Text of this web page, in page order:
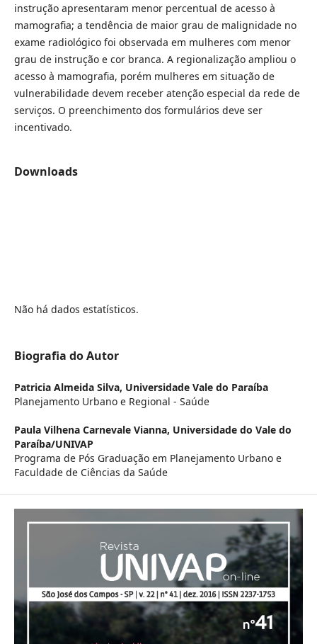
instrução apresentaram menor percentual de acesso à
mamografia; a tendência de maior grau de malignidade no
exame radiológico foi observada em mulheres com menor
grau de instrução e cor branca. A regionalização ampliou o
acesso à mamografia, porém mulheres em situação de
vulnerabilidade devem receber atenção especial da rede de
serviços. O preenchimento dos formulários deve ser
incentivado.
Downloads
Não há dados estatísticos.
Biografia do Autor
Patricia Almeida Silva, Universidade Vale do Paraíba
Planejamento Urbano e Regional - Saúde
Paula Vilhena Carnevale Vianna, Universidade do Vale do
Paraíba/UNIVAP
Programa de Pós Graduação em Planejamento Urbano e
Faculdade de Ciências da Saúde